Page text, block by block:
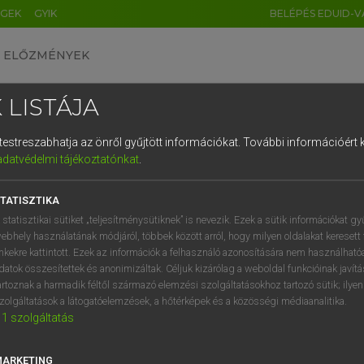
GYIK BELÉPÉS EDUID-
ELŐZMÉNYEK
egyetemes nagyszótár
VAN ELŐFIZETÉSED?
megtekintéséhez.
LISTÁJA
az önről gyűjtött információkat. További információért
tájékoztatónkat.
statisztikai sütiket „teljesítménysütiknek” is nevezik. Ezek a sütik információkat
használatának módjáról, többek között arról, hogy milyen oldalakat keresett
kattintott. Ezek az információk a felhasználó azonosítására nem
összesítettek és anonimizáltak. Céljuk kizárólag a weboldal funkcióinak
a harmadik féltől származó elemzési szolgáltatásokhoz tartozó sütik;
a látogatóelemzések, a hőtérképek és a közösségi médiaanalitika.
1 szolgáltatás
DE CN FR ES IT NL
1 2 3 4 5 6 7 8 9
q w e r t z u i
a s d f g h j k l é
í y x c v b n m , .